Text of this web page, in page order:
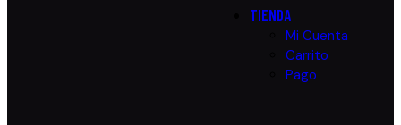
TIENDA
Mi Cuenta
Carrito
Pago